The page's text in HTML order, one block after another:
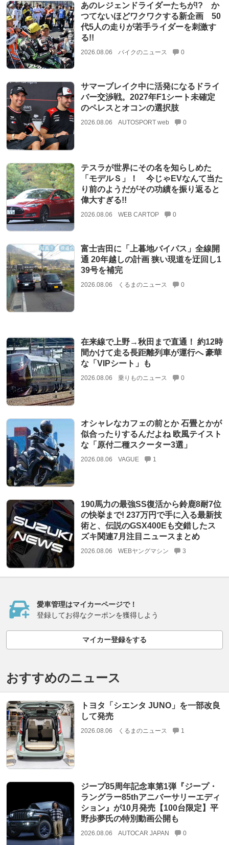
あのレジェンドライダーたちが!? か
つてないほどワクワクする新企画 50
代5人の走りが若手ライダーを刺激す
る!!
2026.08.06 バイクのニュース 0
サマーブレイク中に活発になるドライ
バー交渉戦。2027年F1シート未確定
のペレスとオコンの選択肢
2026.08.06 AUTOSPORT web 0
テスラが世界にその名を知らしめた
「モデルＳ」！ 今じゃEVなんて当た
り前のようだがその功績を振り返ると
偉大すぎる!!
2026.08.06 WEB CARTOP 0
富士吉田に「上暮地バイパス」全線開
通 20年越しの計画 狭い現道を迂回し1
39号を補完
2026.08.06 くるまのニュース 0
在来線で上野→秋田まで直通！ 約12時
間かけて走る長距離列車が運行へ 豪華
な「VIPシート」も
2026.08.06 乗りものニュース 0
オシャレなカフェの前とか 石畳とかが
似合ったりするんだよね 欧風テイスト
な「原付二種スクーター3選」
2026.08.06 VAGUE 1
190馬力の最強SS復活から鈴鹿8耐7位
の快挙まで! 237万円で手に入る最新技
術と、伝説のGSX400Eも交錯したス
ズキ関連7月注目ニュースまとめ
2026.08.06 WEBヤングマシン 3
愛車管理はマイカーページで！
登録してお得なクーポンを獲得しよう
マイカー登録をする
おすすめのニュース
トヨタ「シエンタ JUNO」を一部改良
して発売
2026.08.06 くるまのニュース 1
ジープ85周年記念車第1弾『ジープ・
ラングラー85thアニバーサリーエディ
ション』が10月発売【100台限定】平
野歩夢氏の特別動画公開も
2026.08.06 AUTOCAR JAPAN 0